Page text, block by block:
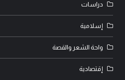
دراسات
إسلامية
واحة الشعر والقصة
إقتصادية